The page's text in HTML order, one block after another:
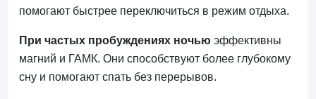
помогают быстрее переключиться в режим отдыха.
При частых пробуждениях ночью эффективны
магний и ГАМК. Они способствуют более глубокому
сну и помогают спать без перерывов.